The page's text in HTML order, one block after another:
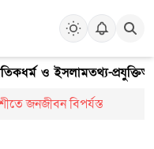
ধর্ম ও ইসলামতথ্য-প্রযুক্তি
শীতে জনজীবন বিপর্যস্ত